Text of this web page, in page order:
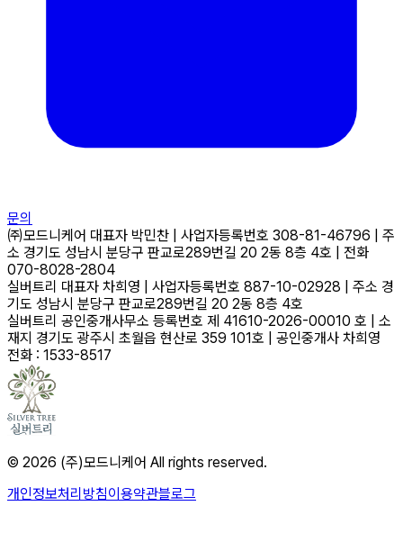
문의
㈜모드니케어 대표자 박민찬 사업자등록번호 308-81-46796
주
소 경기도 성남시 분당구 판교로289번길 20 2동 8층 4호
전화
070-8028-2804
실버트리 대표자 차희영 사업자등록번호 887-10-02928 주소 경
기도 성남시 분당구 판교로289번길 20 2동 8층 4호
실버트리 공인중개사무소 등록번호 제 41610-2026-00010 호
소
재지 경기도 광주시 초월읍 현산로 359 101호 공인중개사 차희영
전화 : 1533-8517
© 2026 (주)모드니케어 All rights reserved.
개인정보처리방침이용약관블로그